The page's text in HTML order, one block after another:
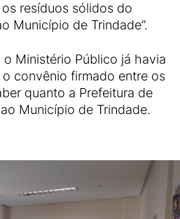
resíduos sólidos do
Município de Trindade”.
Ministério Público já havia
convênio firmado entre os
quanto a Prefeitura de
Município de Trindade.